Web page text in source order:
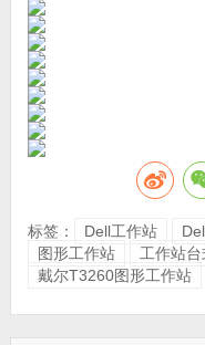
标签： Dell工作站
图形工作站
工作站
戴尔T3260图形工作站